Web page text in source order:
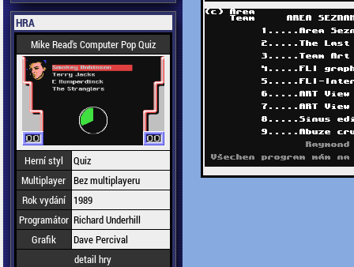
HRA
Mike Read's Computer Pop Quiz
Herní styl
Quiz
Multiplayer Bez multiplayeru
Rok vydání
1989
Programátor Richard Underhill
Grafik
Dave Percival
detail hry